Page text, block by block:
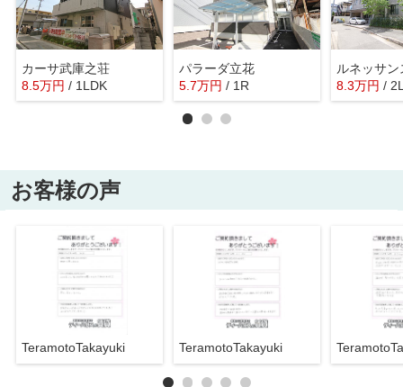
カーサ武庫之荘
8.5万円 / 1LDK
パラーダ立花
5.7万円 / 1R
ルネッサ
8.3万円 /
お客様の声
TeramotoTakayuki TeramotoTakayuki